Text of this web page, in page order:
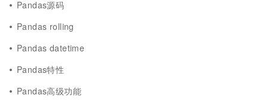
Pandas源码
Pandas rolling
Pandas datetime
Pandas特性
Pandas高级功能